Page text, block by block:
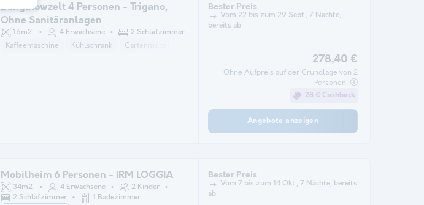
Bungalowzelt 4 Personen - Trigano,
Ohne Sanitäranlagen
16m2 4 Erwachsene 2 Schlafzimmer
Kaffeemaschine Kühlschrank Gartenmöbel
Bester Preis
Vom 22 bis zum 29 Sept., 7 Nächte,
bereits ab
278,40 €
Ohne Aufpreis auf der Grundlage von 2
Personen
28 € Cashback
Angebote anzeigen
Mobilheim 6 Personen - IRM LOGGIA
34m2 4 Erwachsene
2 Kinder
2 Schlafzimmer
1 Badezimmer
Bester Preis
Vom 7 bis zum 14 Okt., 7 Nächte, bereits
ab